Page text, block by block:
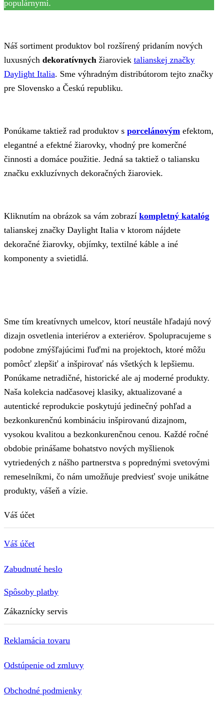
populárnymi.
Náš sortiment produktov bol rozšírený pridaním nových
luxusných dekoratívnych žiaroviek talianskej značky
Daylight Italia. Sme výhradným distribútorom tejto značky
pre Slovensko a Českú republiku.
Ponúkame taktiež rad produktov s porcelánovým efektom,
elegantné a efektné žiarovky, vhodný pre komerčné
činnosti a domáce použitie. Jedná sa taktiež o taliansku
značku exkluzívnych dekoračných žiaroviek.
Kliknutím na obrázok sa vám zobrazí kompletný katalóg
talianskej značky Daylight Italia v ktorom nájdete
dekoračné žiarovky, objímky, textilné káble a iné
komponenty a svietidlá.
Sme tím kreatívnych umelcov, ktorí neustále hľadajú nový
dizajn osvetlenia interiérov a exteriérov. Spolupracujeme s
podobne zmýšľajúcimi ľuďmi na projektoch, ktoré môžu
pomôcť zlepšiť a inšpirovať nás všetkých k lepšiemu.
Ponúkame netradičné, historické ale aj moderné produkty.
Naša kolekcia nadčasovej klasiky, aktualizované a
autentické reprodukcie poskytujú jedinečný pohľad a
bezkonkurenčnú kombináciu inšpirovanú dizajnom,
vysokou kvalitou a bezkonkurenčnou cenou. Každé ročné
obdobie prinášame bohatstvo nových myšlienok
vytriedených z nášho partnerstva s poprednými svetovými
remeselníkmi, čo nám umožňuje predviesť svoje unikátne
produkty, vášeň a vízie.
Váš účet
Váš účet
Zabudnuté heslo
Spôsoby platby
Zákaznícky servis
Reklamácia tovaru
Odstúpenie od zmluvy
Obchodné podmienky